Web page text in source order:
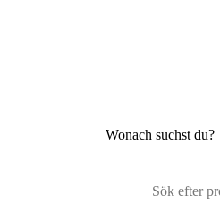
Wonach suchst du?